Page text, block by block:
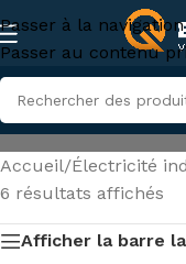
Passer à la navigation
Passer au contenu
Accueil/Électricité
6 résultats affichés
Afficher la barre